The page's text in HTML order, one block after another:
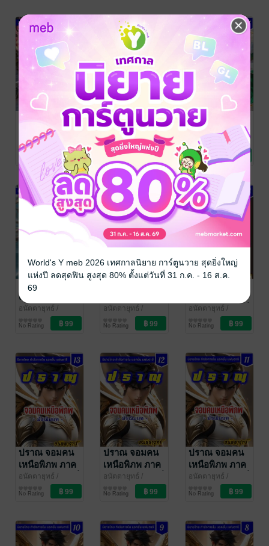
ปราณ จอมคน
เหนือพิภพ ภาค
มัชฌิมบท เล่มที่
19 (361-380)
อนัตตายุทธ์
CoachPatm
Inspiraton
นิยายกำลังภายใน
No Rating
ปราณ จอมคน
เหนือพิภพ ภาค
มัชฌิมบท เล่มที่
18 (341-360)
อนัตตายุทธ์/
CoachPatm
Inspiraton
นิยายกำลังภายใน
No Rating
ปราณ จอมคน
เหนือพิภพ ภาค
มัชฌิมบท เล่มที่
17 (321-340)
อนัตตายุทธ์ /
CoachPatm
Inspiraton
นิยายกำลังภายใน
No Rating
ปราณ จอมคน
เหนือพิภพ ภาค
มัชฌิมบท เล่มที่
16 (301-320)
อนัตตายุทธ์ /
CoachPatm
Inspiraton
นิยายกำลังภายใน
No Rating
มัชฌิมบท เล่มที่
15 (281-300)
อนัตตายุทธ์ /
CoachPatm
Inspiraton
นิยายกำลังภายใน
No Rating
มัชฌิมบท เล่มที่
14 (261-280)
อนัตตายุทธ์ /
CoachPatm
Inspiraton
นิยายกำลังภายใน
No Rating
ปราณ จอมคน
เหนือพิภพ ภาค
มัชฌิมบท เล่มที่
13 (241-260)
อนัตตายุทธ์ /
CoachPatm
Inspiraton
นิยายกำลังภายใน
No Rating
ปราณ จอมคน
เหนือพิภพ ภาค
มัชฌิมบท เล่มที่
12 (221-240)
อนัตตายุทธ์ /
CoachPatm
Inspiraton
นิยายกำลังภายใน
No Rating
ปราณ จอมคน
เหนือพิภพ ภาค
มัชฌิมบท เล่มที่
11 (201-220)
อนัตตายุทธ์ /
CoachPatm
Inspiraton
นิยายกำลังภายใน
No Rating
World's Y meb 2026 เทศกาลนิยาย การ์ตูนวาย สุดยิ่งใหญ่
แห่งปี ลดสุดฟิน สูงสุด 80% ตั้งแต่วันที่ 31 ก.ค. - 16 ส.ค.
69